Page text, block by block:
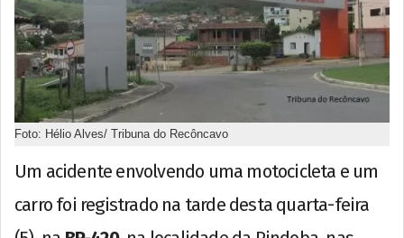
Foto: Hélio Alves/ Tribuna do Recôncavo
Um acidente envolvendo uma motocicleta e um
carro foi registrado na tarde desta quarta-feira